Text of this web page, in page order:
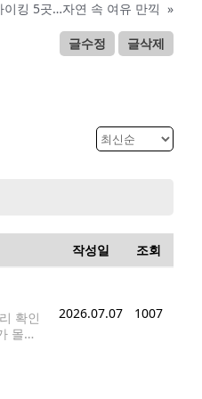
킹 5곳…자연 속 여유 만끽 »
글수정 글삭제
작성일 조회
확인
몰리
2026.07.07 1007